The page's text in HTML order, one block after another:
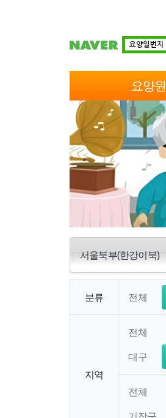
요양
서울북부(한강이북)
분류 전체
지역
전체
대구
전체